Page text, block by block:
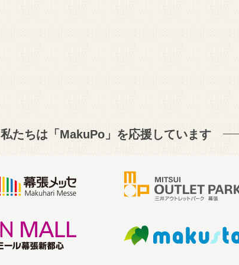
私たちは「MakuPo」を応援しています